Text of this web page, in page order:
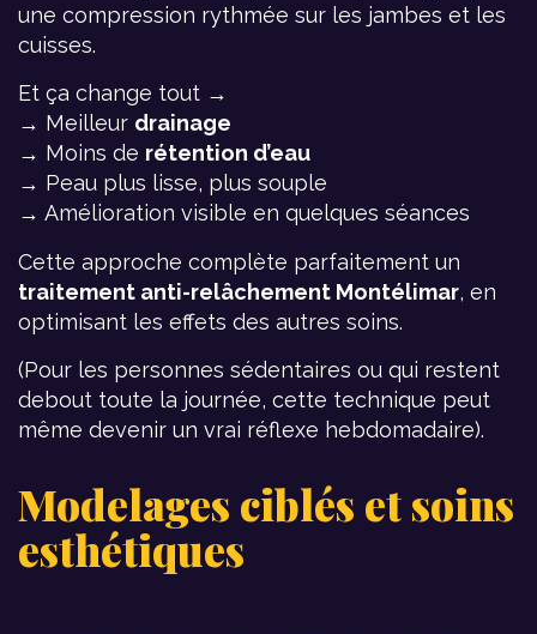
une compression rythmée sur les jambes et les
cuisses.
Et ça change tout →
→ Meilleur drainage
→ Moins de rétention d’eau
→ Peau plus lisse, plus souple
→ Amélioration visible en quelques séances
Cette approche complète parfaitement un
traitement anti-relâchement Montélimar, en
optimisant les effets des autres soins.
(Pour les personnes sédentaires ou qui restent
debout toute la journée, cette technique peut
même devenir un vrai réflexe hebdomadaire).
Modelages ciblés et soins
esthétiques